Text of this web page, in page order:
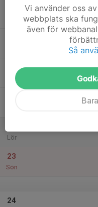
Föreläsning
Klubbhuset
Tor
Lör
23
Sön
24
Vi använder oss
webbplats ska
även för
Så